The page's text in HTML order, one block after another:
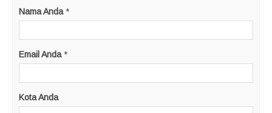
Nama Anda *
Email Anda *
Kota Anda